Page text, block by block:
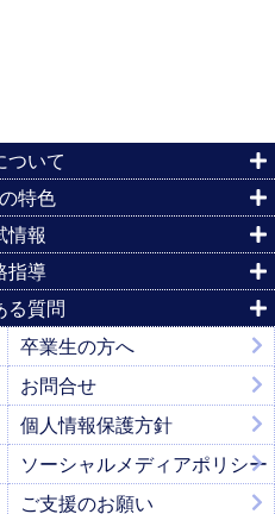
ついて
特色
情報
指導
る質問
卒業生の方へ
お問合せ
個人情報保護方針
ソーシャルメディアポリシー
ご支援のお願い